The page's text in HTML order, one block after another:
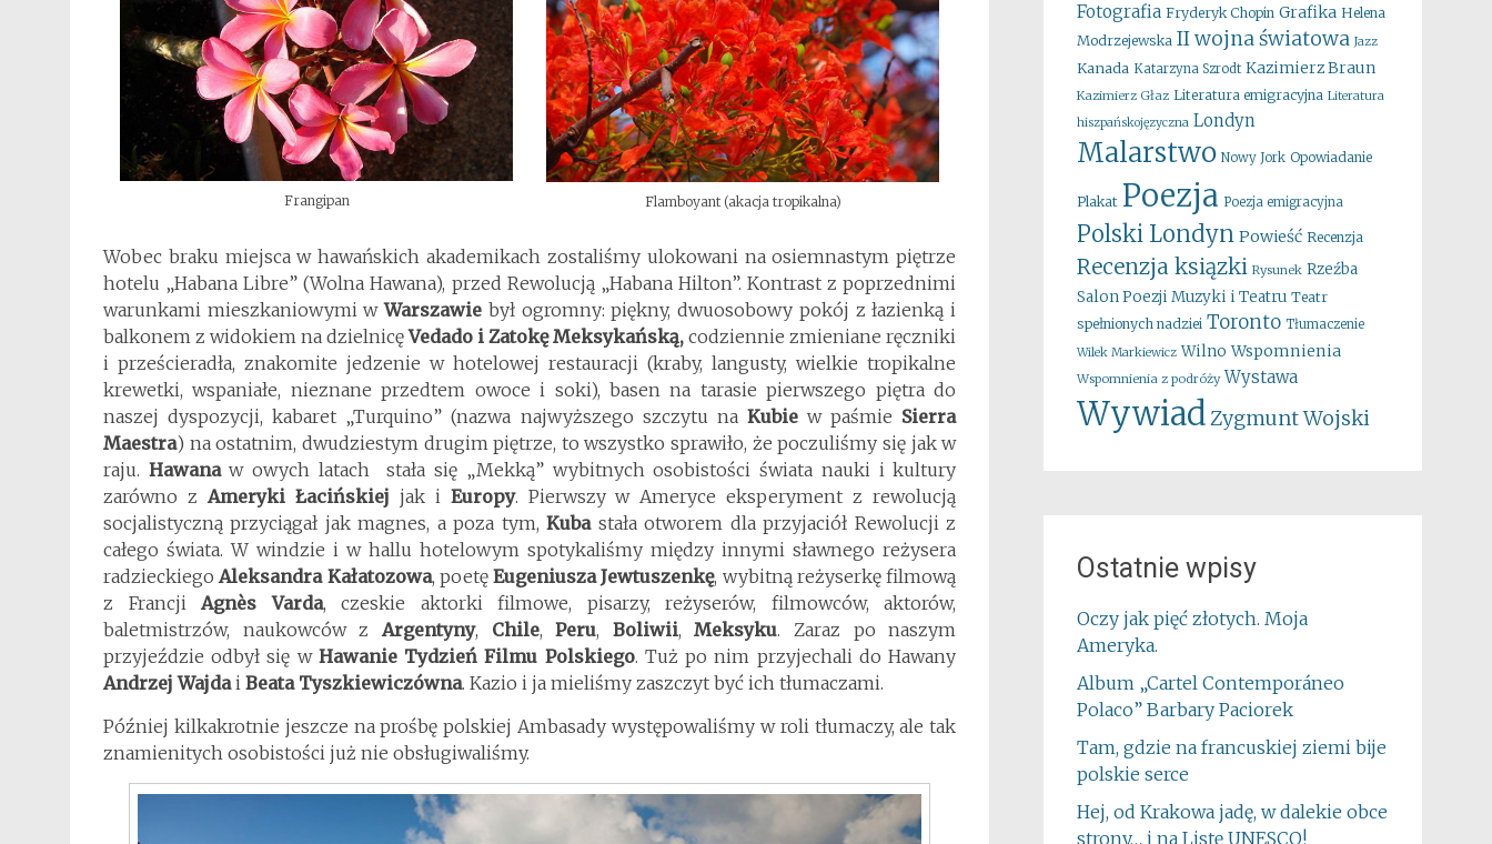
Frangipan Flamboyant (akacja tropikalna)
Wobec braku miejsca w hawańskich akademikach zostaliśmy ulokowani na osiemnastym piętrze
hotelu „Habana Libre” (Wolna Hawana), przed Rewolucją „Habana Hilton”. Kontrast z poprzednimi
warunkami mieszkaniowymi wWarszawie był ogromny: piękny, dwuosobowy pokój z łazienką i
balkonem z widokiem na dzielnicęVedado i Zatokę Meksykańską, codziennie zmieniane ręczniki
i prześcieradła, znakomite jedzenie w hotelowej restauracji (kraby, langusty, wielkie tropikalne
krewetki, wspaniałe, nieznane przedtem owoce i soki), basen na tarasie pierwszego piętra do
naszej dyspozycji, kabaret „Turquino” (nazwa najwyższego szczytu na Kubiew paśmie Sierra
Maestra) na ostatnim, dwudziestym drugim piętrze, to wszystko sprawiło, że poczuliśmy się jak w
raju. Hawanaw owych latach stała się „Mekką” wybitnych osobistości świata nauki i kultury
zarówno z Ameryki Łacińskiej jak i Europy. Pierwszy w Ameryce eksperyment z rewolucją
socjalistyczną przyciągał jak magnes, a poza tym,Kubastała otworem dla przyjaciół Rewolucji z
całego świata. W windzie i w hallu hotelowym spotykaliśmy między innymi sławnego reżysera
radzieckiegoAleksandra Kałatozowa, poetęEugeniusza Jewtuszenkę, wybitną reżyserkę filmową
z FrancjiAgnès Varda, czeskie aktorki filmowe, pisarzy, reżyserów, filmowców, aktorów,
baletmistrzów, naukowców z Argentyny, Chile,Peru, Boliwii,Meksyku. Zaraz po naszym
przyjeździe odbył się w Hawanie Tydzień Filmu Polskiego. Tuż po nim przyjechali do Hawany
Andrzej Wajdai Beata Tyszkiewiczówna. Kazio i ja mieliśmy zaszczyt być ich tłumaczami.
Później kilkakrotnie jeszcze na prośbę polskiej Ambasady występowaliśmy w roli tłumaczy, ale tak
znamienitych osobistości już nie obsługiwaliśmy.
Fotografia Fryderyk Chopin Grafika Helena
Modrzejewska II wojna światowa Jazz
Kanada Katarzyna Szrodt Kazimierz Braun
Kazimierz Głaz Literatura emigracyjna Literatura
hiszpańskojęzyczna Londyn
Malarstwo Nowy Jork Opowiadanie
Plakat Poezja Poezja emigracyjna
Polski Londyn Powieść Recenzja
Recenzja ksiązki Rysunek Rzeźba
Salon Poezji Muzyki i Teatru Teatr
spełnionych nadziei Toronto Tłumaczenie
Wilek Markiewicz Wilno Wspomnienia
Wspomnienia z podróży Wystawa
WywiadZygmunt Wojski
Ostatnie wpisy
Oczy jak pięć złotych. Moja
Ameryka.
Album „Cartel Contemporáneo
Polaco” Barbary Paciorek
Tam, gdzie na francuskiej ziemi bije
polskie serce
Hej, od Krakowa jadę, w dalekie obce
strony… i na Listę UNESCO!